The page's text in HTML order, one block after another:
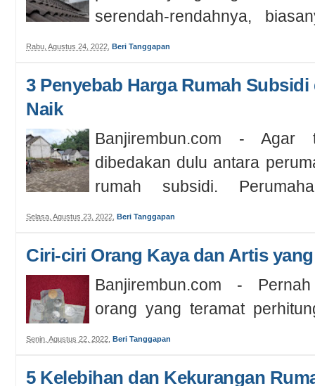
serendah-rendahnya,
juga ingin mel...
Rabu, Agustus 24, 2022 Beri Tanggapan
3 Penyebab Harga Rumah
Naik
Banjirembun.com - Agar
dibedakan dulu antara
rumah subsidi.
kawasan hun...
Selasa, Agustus 23, 2022 Beri Tanggapan
Ciri-ciri Orang Kaya dan Artis
Banjirembun.com -
orang yang teramat
duitan? Malahan "hanya"
Senin, Agustus 22, 2022 Beri Tanggapan
5 Kelebihan dan Kekurangan